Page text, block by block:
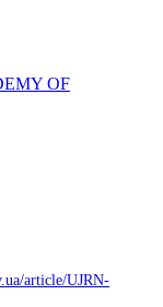
OF
article/UJRN-